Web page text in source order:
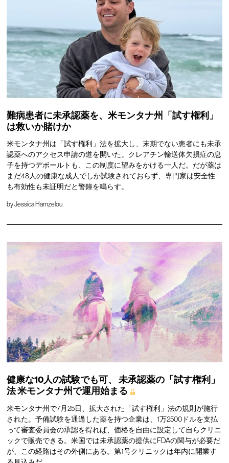
難病患者に未承認薬を、米モンタナ州「試す権利」
は救いか賭けか
米モンタナ州は「試す権利」法を拡大し、末期でない患者にも未承
認薬へのアクセス申請の道を開いた。クレアチン輸送体欠損症の息
子を持つデボールトも、この制度に望みをかける一人だ。だが薬は
まだ48人の健康な成人でしか試験されておらず、専門家は安全性
も有効性も未証明だと警鐘を鳴らす。
byJessica Hamzelou
健康な10人の試験でも可、
未承認薬の「試す権利」
法米モンタナ州で運用始まる
米モンタナ州で7月25日、拡大された「試す権利」法の規則が施行
された。予備試験を通過した薬を持つ企業は、1万2500ドルを支払
って審査委員会の承認を得れば、価格を自由に設定して自らクリニ
ックで販売できる。米国では未承認薬の提供にFDAの関与が必要だ
が、この経路はその外側にある。第1号クリニックは年内に開業す